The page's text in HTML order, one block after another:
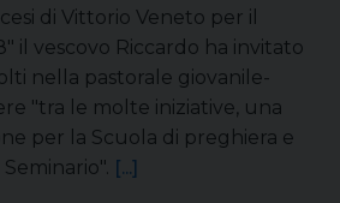
di Vittorio Veneto per il
il vescovo Riccardo ha invitato
nella pastorale giovanile-
"tra le molte iniziative, una
per la Scuola di preghiera e
[...]